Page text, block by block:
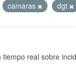
camaras dgt
real sobre